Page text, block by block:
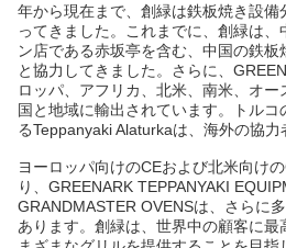
年から現在まで、創緑は鉄板焼き設
ってきました。これまでに、創緑は
ン店である赤坂亭を含む、中国の鉄
と協力してきました。さらに、
ロッパ、アフリカ、北米、南米、オ
国と地域に輸出されています。トル
るTeppanyaki Alaturkaは、海外の協力
ヨーロッパ向けのCEおよび北米向け
り、GREENARK TEPPANYAKI
GRANDMASTER OVENSは、さらに
あります。創緑は、世界中の顧客に最